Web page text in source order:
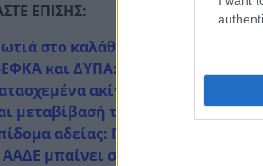
ΕΠΙΣΗΣ:
στο καλάθι του νοικοκυριού:
και ΔΥΠΑ: Ο «χάρτης» των
ακίνητα: «Μπλόκο»
μεταβίβασή τους πριν το
αδείας: Πότε μπαίνει στους
μπαίνει σε γάμους και